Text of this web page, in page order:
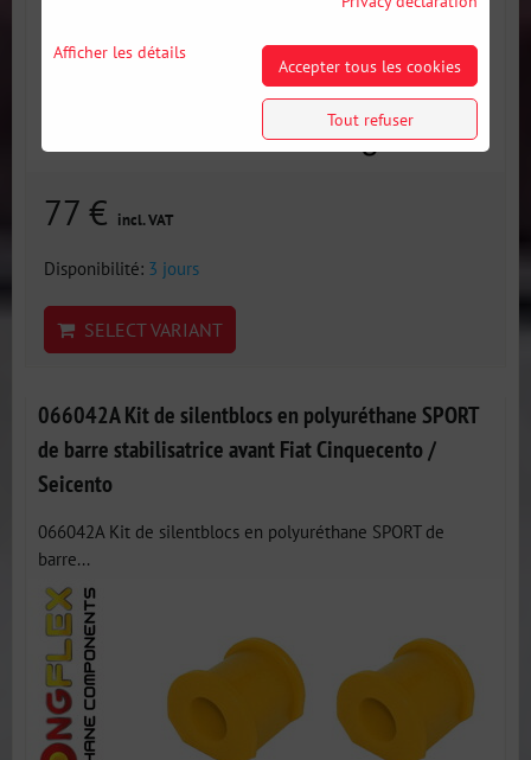
77 € incl. VAT
Disponibilité: 3 jours
SELECT VARIANT
066042A Kit de silentblocs en polyuréthane SPORT
de barre stabilisatrice avant Fiat Cinquecento /
Seicento
066042A Kit de silentblocs en polyuréthane SPORT de
barre...
Afficher les détails
Accepter tous les cookies
Tout refuser